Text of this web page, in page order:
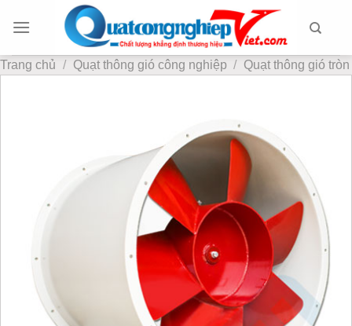
đến
dung
Trang chủ / Quạt thông gió công nghiệp / Quạt thông gió tròn